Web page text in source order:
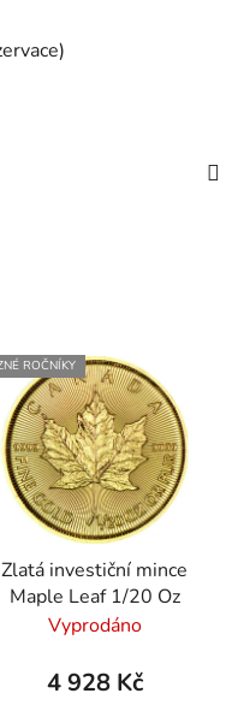
ROČNÍKY
Zlatá investiční mince
Maple Leaf 1/20 Oz
Vyprodáno
4 928 Kč